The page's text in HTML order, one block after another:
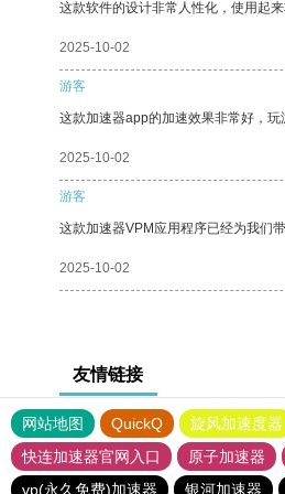
这款软件的设计非常人性化，使用起来
2025-10-02
游客
这款加速器app的加速效果非常好，
2025-10-02
游客
这款加速器VPM应用程序已经为我们
2025-10-02
友情链接
网站地图 QuickQ 旋风加速度器
快连加速器官网入口
原子加速器
vp(永久免费)加速器
银河加速器